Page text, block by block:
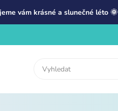
vám krásné a slunečné léto 🌞